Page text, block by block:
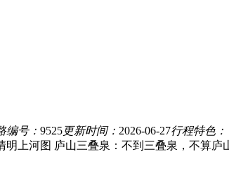
编号： 9525更新时间： 2026-06-27行程特色：
上河图 庐山三叠泉：不到三叠泉，不算